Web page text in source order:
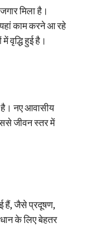
मिला है।
काम करने आ रहे
वृद्धि हुई है।
है। नए आवासीय
जीवन स्तर में
हैं, जैसे प्रदूषण,
के लिए बेहतर